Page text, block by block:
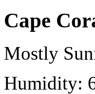
Cape
Mostly
Humidity: